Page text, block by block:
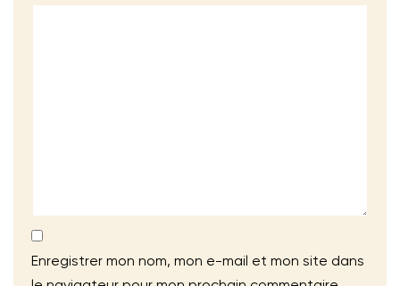
Enregistrer mon nom, mon e-mail et mon site dans